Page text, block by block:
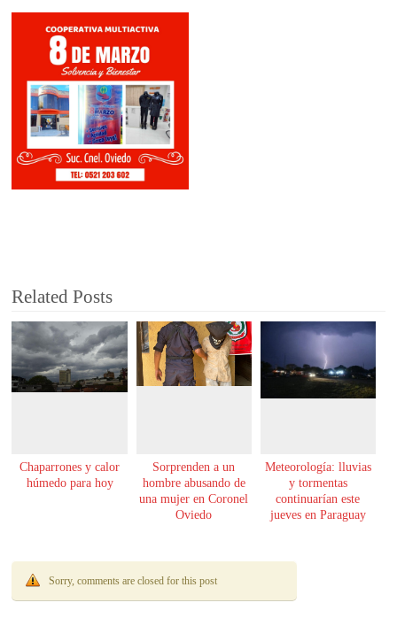
Related Posts
Chaparrones y calor
húmedo para hoy
Sorprenden a un
hombre abusando de
una mujer en Coronel
Oviedo
Meteorología: lluvias
y tormentas
continuarían este
jueves en Paraguay
Sorry, comments are closed for this post